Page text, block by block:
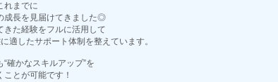
れまでに
成長を見届けてきました◎
きた経験をフルに活用して
適したサポート体制を整えています。
確かなスキルアップ”を
とが可能です！